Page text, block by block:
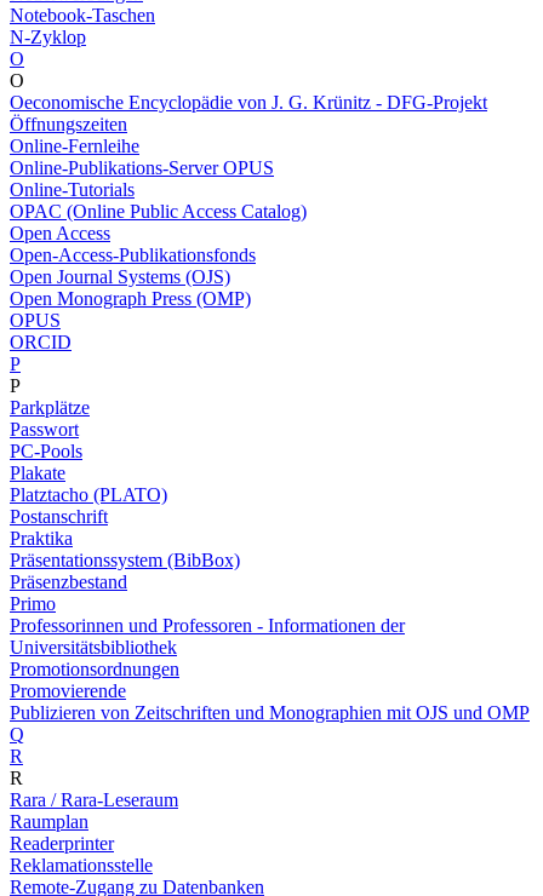
Notebook-Taschen
N-Zyklop
O
O
Oeconomische Encyclopädie von J. G. Krünitz - DFG-Projekt
Öffnungszeiten
Online-Fernleihe
Online-Publikations-Server OPUS
Online-Tutorials
OPAC (Online Public Access Catalog)
Open Access
Open-Access-Publikationsfonds
Open Journal Systems (OJS)
Open Monograph Press (OMP)
OPUS
ORCID
P
P
Parkplätze
Passwort
PC-Pools
Plakate
Platztacho (PLATO)
Postanschrift
Praktika
Präsentationssystem (BibBox)
Präsenzbestand
Primo
Professorinnen und Professoren - Informationen der
Universitätsbibliothek
Promotionsordnungen
Promovierende
Publizieren von Zeitschriften und Monographien mit OJS und OMP
Q
R
R
Rara / Rara-Leseraum
Raumplan
Readerprinter
Reklamationsstelle
Remote-Zugang zu Datenbanken